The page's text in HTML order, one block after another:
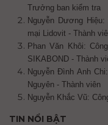
Trưởng ban kiểm tra
Nguyễn Dương
mại Lidovit - Thành
Phan Văn Khôi:
SIKABOND - Thành
Nguyễn Đình Anh
Nguyên - Thành viên
Nguyễn Khắc Vũ:
TIN NỔI BẬT